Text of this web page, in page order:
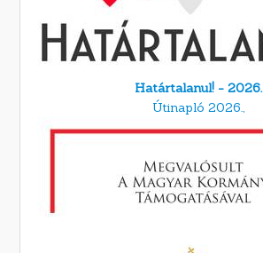
Határtalanul! - 2026.
Útinapló 2026.,